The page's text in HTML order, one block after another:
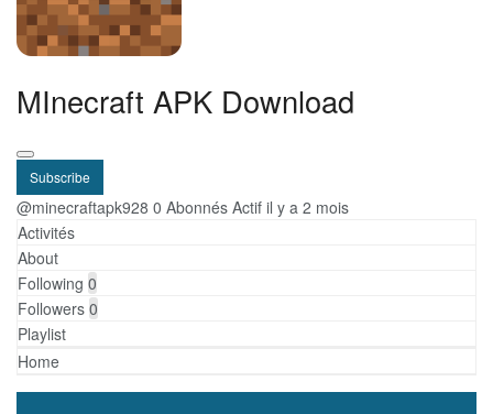
MInecraft APK Download
Subscribe
@minecraftapk928 0 Abonnés Actif il y a 2 mois
Activités
About
Following 0
Followers 0
Playlist
Home